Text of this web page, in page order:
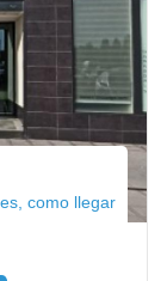
como llegar